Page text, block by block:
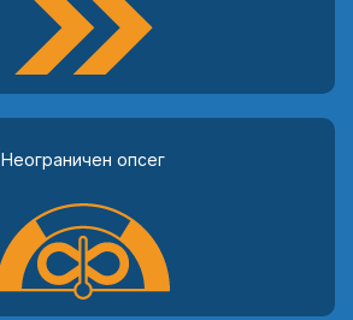
Неограничен опсег